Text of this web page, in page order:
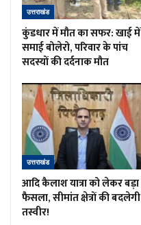
उत्तराखंड
कुंडधार में मौत का सफर: खाई में
समाई बोलेरो, परिवार के पांच
सदस्यों की दर्दनाक मौत
उत्तराखंड
आदि कैलाश यात्रा को लेकर बड़ा
फैसला, सीमांत क्षेत्रों की बदलेगी
तस्वीर!